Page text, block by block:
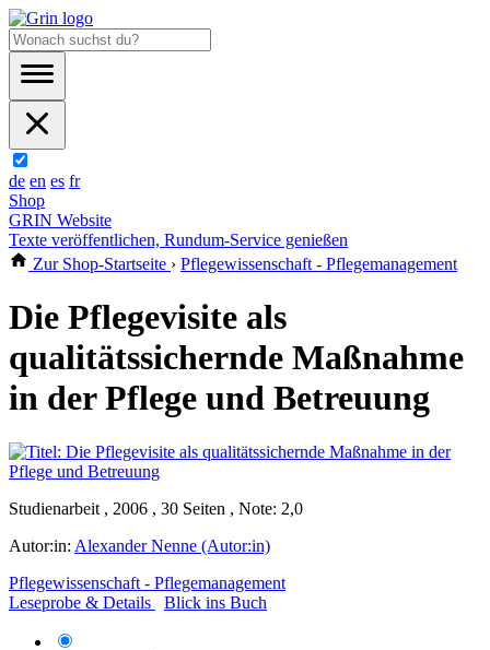
de en es fr
Shop
GRIN Website
Texte veröffentlichen, Rundum-Service genießen
Zur Shop-Startseite › Pflegewissenschaft - Pflegemanagement
Die Pflegevisite als
qualitätssichernde Maßnahme
in der Pflege und Betreuung
Studienarbeit , 2006 , 30 Seiten , Note: 2,0
Autor:in: Alexander Nenne (Autor:in)
Pflegewissenschaft - Pflegemanagement
Leseprobe & Details
Blick ins Buch